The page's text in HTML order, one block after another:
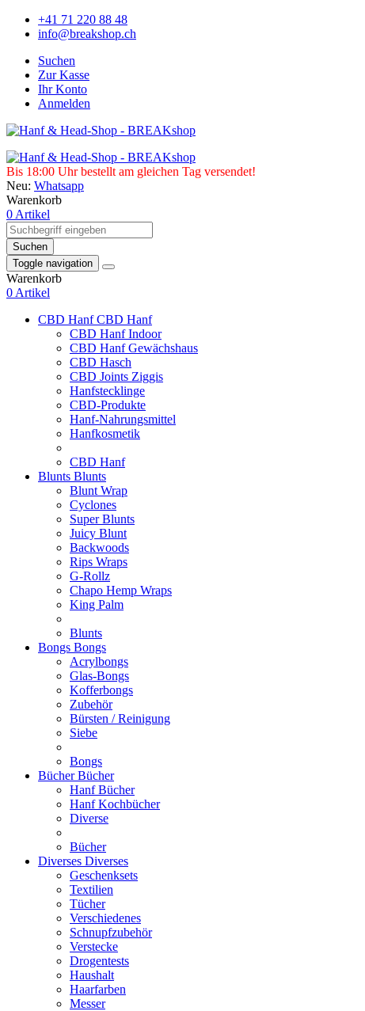
+41 71 220 88 48
info@breakshop.ch
Suchen
Zur Kasse
Ihr Konto
Anmelden
Bis 18:00 Uhr bestellt am gleichen Tag versendet!
Neu: Whatsapp
Warenkorb
0 Artikel
Suchen
Toggle navigation
Warenkorb
0 Artikel
CBD HanfCBD Hanf
CBD Hanf Indoor
CBD Hanf Gewächshaus
CBD Hasch
CBD Joints Ziggis
Hanfstecklinge
CBD-Produkte
Hanf-Nahrungsmittel
Hanfkosmetik
CBD Hanf
Blunts Blunts
Blunt Wrap
Cyclones
Super Blunts
Juicy Blunt
Backwoods
Rips Wraps
G-Rollz
Chapo Hemp Wraps
King Palm
Blunts
Bongs Bongs
Acrylbongs
Glas-Bongs
Kofferbongs
Zubehör
Bürsten / Reinigung
Siebe
Bongs
BücherBücher
Hanf Bücher
Hanf Kochbücher
Diverse
Bücher
Diverses Diverses
Geschenksets
Textilien
Tücher
Verschiedenes
Schnupfzubehör
Verstecke
Drogentests
Haushalt
Haarfarben
Messer